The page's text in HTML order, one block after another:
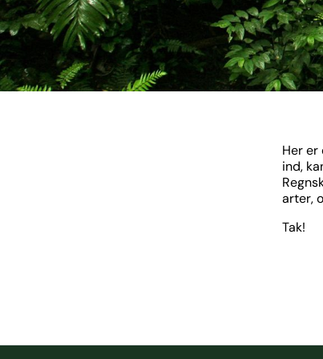
Her er
ind,
arter,
Tak!